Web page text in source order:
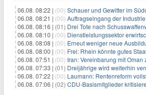
06.08. 08:22 | (00) Schauer und Gewitter im
06.08. 08:21 | (00) Auftragseingang der
06.08. 08:16 | (01) Drei Tote nach
06.08. 08:10 | (00) Dienstleistungssektor
06.08. 08:08 | (00) Erneut weniger neue
06.08. 08:00 | (00) Frei: Rhein könnte gutes
06.08. 07:51 | (00) Iran: Vereinbarung mit Oman zu
06.08. 07:33 | (01) Dreijährige wird weiterhin
06.08. 07:22 | (00) Laumann: Rentenreform
06.08. 07:06 | (02) CDU-Basismitglieder